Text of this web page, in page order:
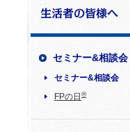
セミナー&相談会
セミナー&相談会
FPの日 ®